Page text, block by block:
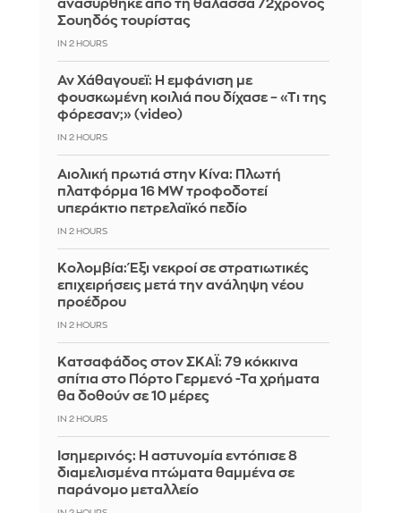
ανασύρθηκε από τη θάλασσα 72χρονος
Σουηδός τουρίστας
IN 2 HOURS
Αν Χάθαγουεϊ: Η εμφάνιση με
φουσκωμένη κοιλιά που δίχασε – «Τι της
φόρεσαν;» (video)
IN 2 HOURS
Αιολική πρωτιά στην Κίνα: Πλωτή
πλατφόρμα 16 MW τροφοδοτεί
υπεράκτιο πετρελαϊκό πεδίο
IN 2 HOURS
Κολομβία: Έξι νεκροί σε στρατιωτικές
επιχειρήσεις μετά την ανάληψη νέου
προέδρου
IN 2 HOURS
Kατσαφάδος στον ΣΚΑΪ: 79 κόκκινα
σπίτια στο Πόρτο Γερμενό -Τα χρήματα
θα δοθούν σε 10 μέρες
IN 2 HOURS
Ισημερινός: Η αστυνομία εντόπισε 8
διαμελισμένα πτώματα θαμμένα σε
παράνομο μεταλλείο